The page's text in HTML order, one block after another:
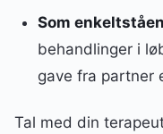
Som
behandlinger i
gave fra partner
Tal med din